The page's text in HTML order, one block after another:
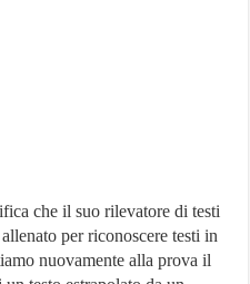
che il suo rilevatore di testi
per riconoscere testi in
nuovamente alla prova il